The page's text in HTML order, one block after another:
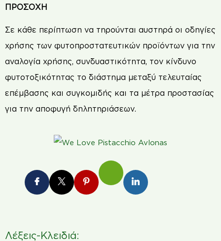
ΠΡΟΣΟΧΗ
Σε κάθε περίπτωση να τηρούνται αυστηρά οι οδηγίες
χρήσης των φυτοπροστατευτικών προϊόντων για την
αναλογία χρήσης, συνδυαστικότητα, τον κίνδυνο
φυτοτοξικότητας το διάστηµα µεταξύ τελευταίας
επέµβασης και συγκοµιδής και τα µέτρα προστασίας
για την αποφυγή δηλητηριάσεων.
Λέξεις-Κλειδιά: